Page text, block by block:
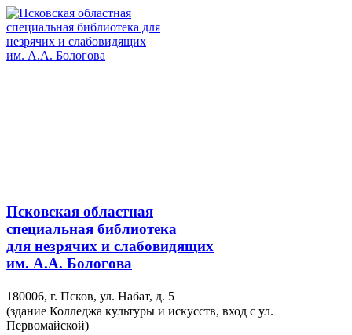
Псковская областная
специальная библиотека
для незрячих и слабовидящих
им. А.А. Бологова
180006, г. Псков, ул. Набат, д. 5
(здание Колледжа культуры и искусств, вход с ул.
Первомайской)